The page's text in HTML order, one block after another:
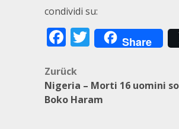
condividi su:
Facebook
Twitter
Share
Zurück
Nigeria – Morti 16 uomini
Boko Haram